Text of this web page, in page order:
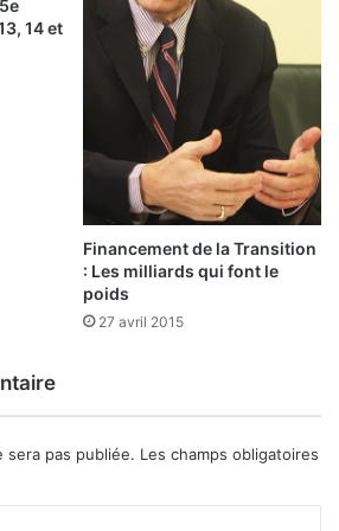
14 et
Financement de la Transition
: Les milliards qui font le
poids
27 avril 2015
sera pas publiée. Les champs obligatoires